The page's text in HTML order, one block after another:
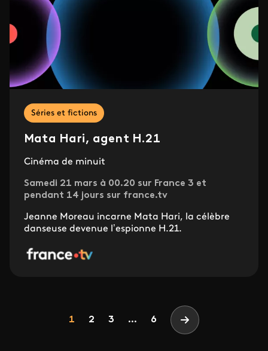
Séries et fictions
Mata Hari, agent H.21
Cinéma de minuit
Samedi 21 mars à 00.20 sur France 3 et
pendant 14 jours sur france.tv
Jeanne Moreau incarne Mata Hari, la célèbre
danseuse devenue l’espionne H.21.
Page
1 Page
2 Page
3 ... 6 Page suivante